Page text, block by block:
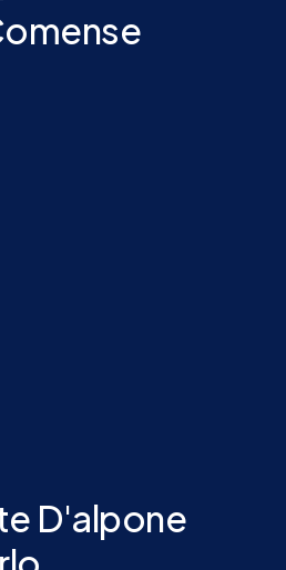
D'alpone